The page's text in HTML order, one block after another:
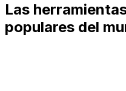
Las
populares del